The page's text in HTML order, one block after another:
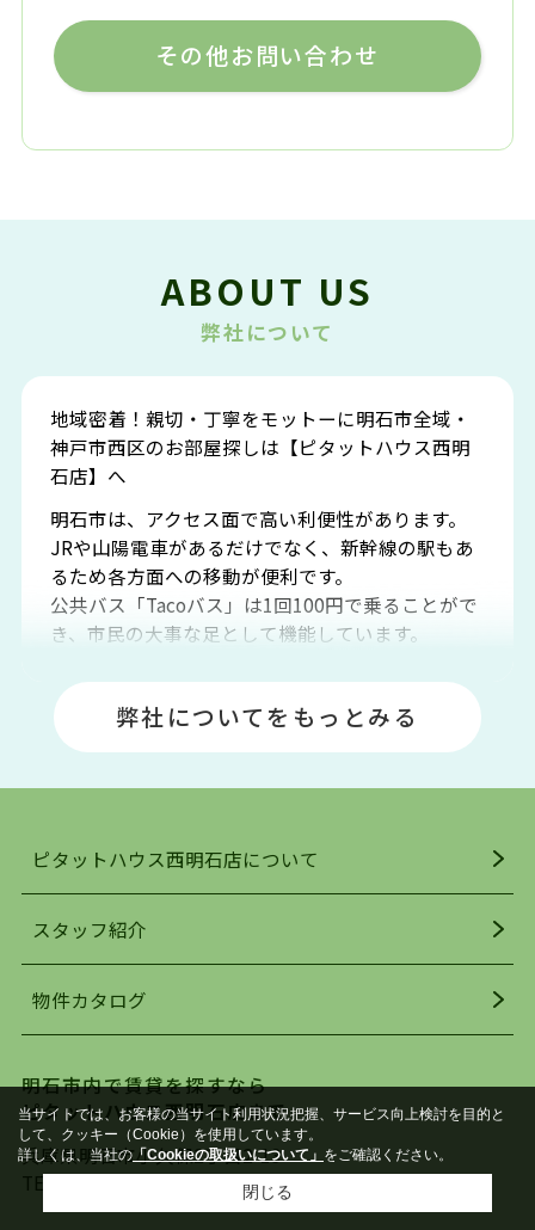
その他お問い合わせ
ABOUT US
弊社について
地域密着！親切・丁寧をモットーに明石市全域・
神戸市西区のお部屋探しは【ピタットハウス西明
石店】へ
明石市は、アクセス面で高い利便性があります。
JRや山陽電車があるだけでなく、新幹線の駅もあ
るため各方面への移動が便利です。
公共バス「Tacoバス」は1回100円で乗ることがで
き、市民の大事な足として機能しています。
場や釣りスポットが多くあります。JR「大久保
駅」周辺には、ビブレ・イオンをはじめとした買
い物施設も多くあり、買い物にも困りません。
明石駅・西明石駅を中心に、明石市・神戸市西区
でお部屋探している方は、ぜひ当ＨＰにて物件を
お探しになってください。弊社は、スタッフの平
を行っており地域最大級の情報取扱量を誇ってお
ります。店頭で限られた物件をご紹介する、従来
自身でインターネットを利用し、理想のお部屋を
探していただき、選択していただいた物件情報に
対して、専門知識を持ったスタッフがサポートさ
せていただくスタイルを心がけております。私た
ちピタットハウス西明石店が大切にしていること
弊社についてをもっとみる
ピタットハウス西明石店について
スタッフ紹介
物件カタログ
明石市内で賃貸を探すなら
ピタットハウス西明石店まで
兵庫県明石市小久保2丁目2-13
TEL：078-926-1112FAX：078-926-1020
当サイトでは、お客様の当サイト利用状況把握、サービス向上検討を目的と
して、クッキー（Cookie）を使用しています。
詳しくは、当社の「Cookieの取扱いについて」 をご確認ください。
閉じる